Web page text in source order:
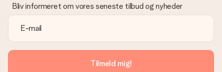
Bliv informeret om vores seneste tilbud og nyheder
Tilmeld mig!